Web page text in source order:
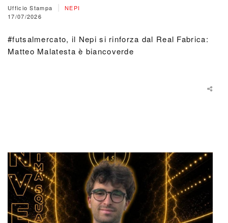
Ufficio Stampa
NEPI
17/07/2026
#futsalmercato, il Nepi si rinforza dal Real Fabrica:
Matteo Malatesta è biancoverde